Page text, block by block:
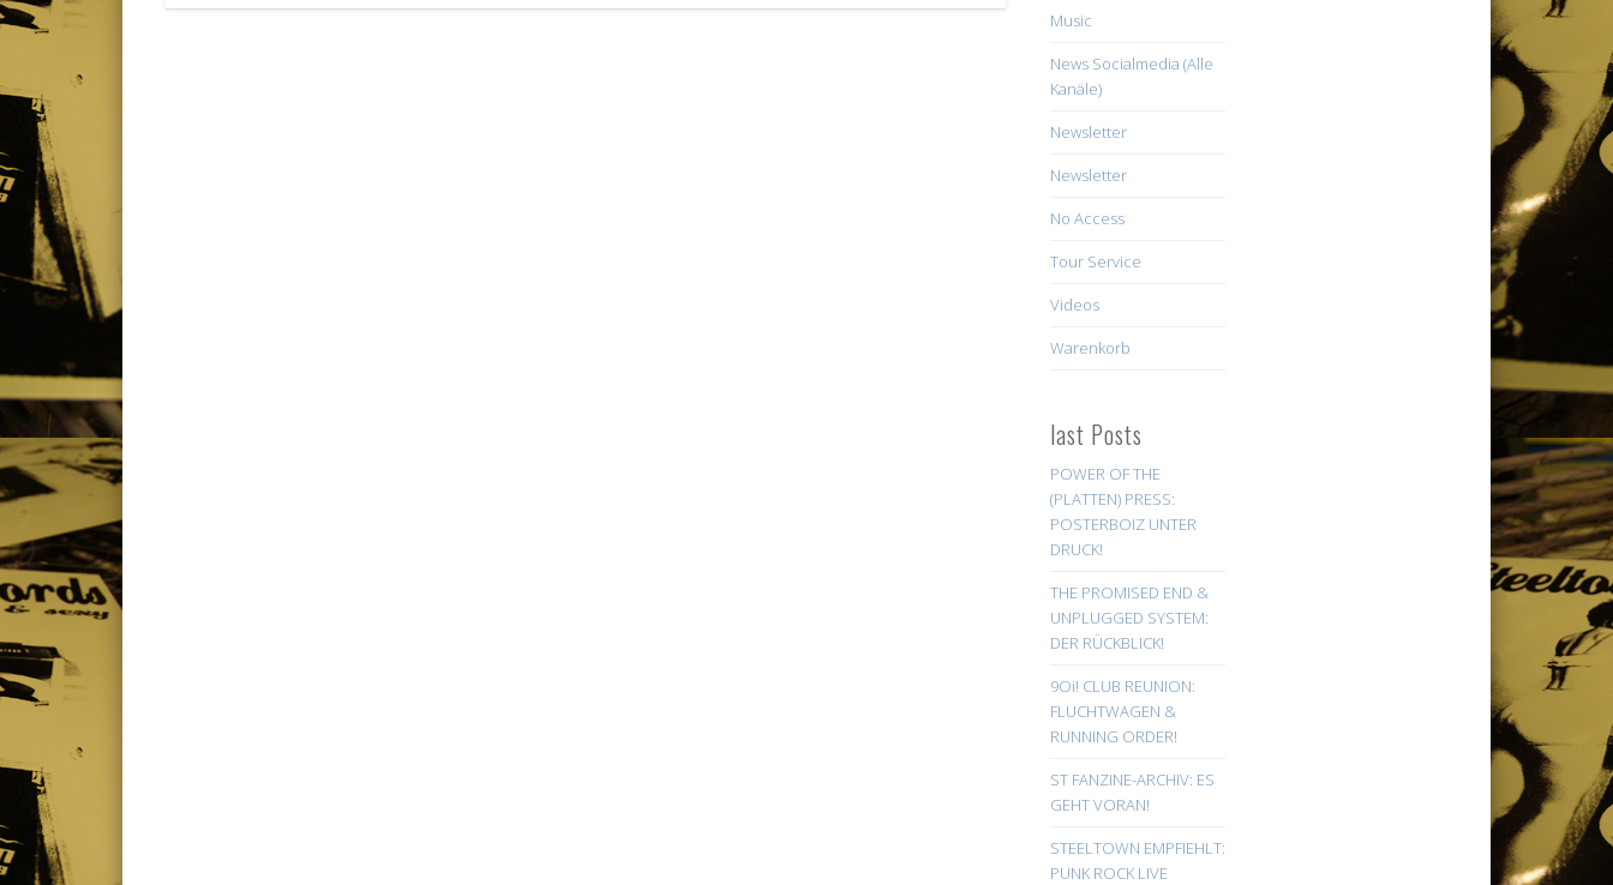
Music
News Socialmedia (Alle
Kanäle)
Newsletter
Newsletter
No Access
Tour Service
Videos
Warenkorb
last Posts
POWER OF THE
(PLATTEN) PRESS:
POSTERBOIZ UNTER
DRUCK!
THE PROMISED END &
UNPLUGGED SYSTEM:
DER RÜCKBLICK!
9Oi! CLUB REUNION:
FLUCHTWAGEN &
RUNNING ORDER!
ST FANZINE-ARCHIV: ES
GEHT VORAN!
STEELTOWN EMPFIEHLT:
PUNK ROCK LIVE